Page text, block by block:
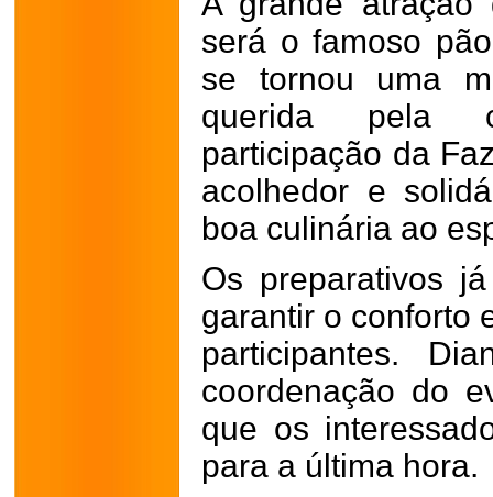
será o famoso
se tornou uma
querida pela
participação da
acolhedor e
boa culinária ao
Os preparativos
garantir o conforto
participantes.
coordenação do
que os
para a última hora.